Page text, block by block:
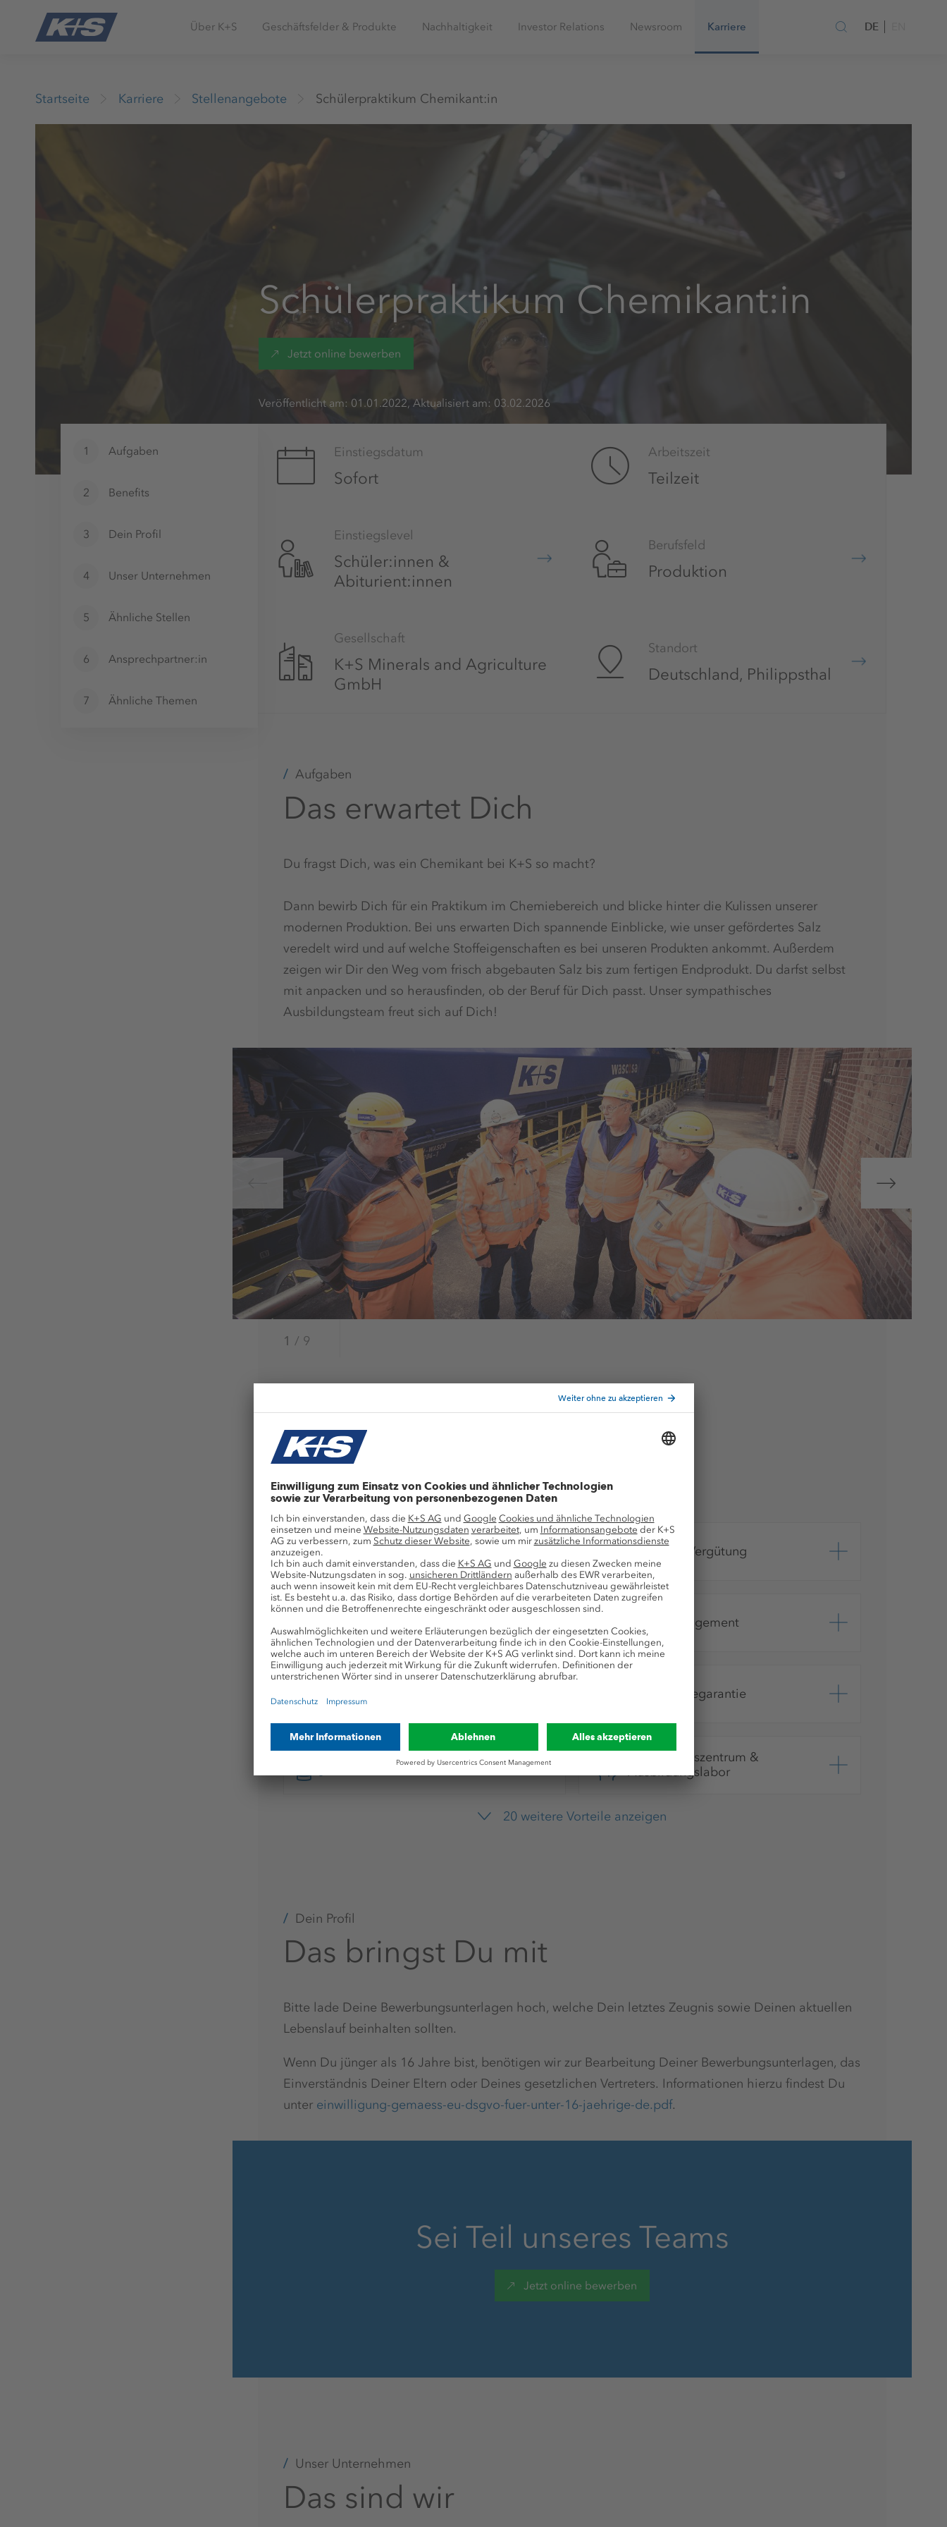
Über K+S Geschäftsfelder & Produkte Nachhaltigkeit Investor Relations Newsroom Karriere DE
Startseite Karriere Stellenangebote Schülerpraktikum Chemikant:in
Schülerpraktikum Chemikant:in
Jetzt online bewerben
Veröffentlicht am: 01.01.2022, Aktualisiert am: 03.02.2026
1 Aufgaben
2 Benefits
3 Dein Profil
4 Unser Unternehmen
5 Ähnliche Stellen
6 Ansprechpartner:in
7 Ähnliche Themen
Einstiegsdatum
Sofort
Arbeitszeit
Teilzeit
Einstiegslevel
Schüler:innen &
Abiturient:innen
Berufsfeld
Produktion
Gesellschaft
K+S Minerals and Agriculture
GmbH
Standort
Deutschland, Philippsthal
Aufgaben
Das erwartet Dich
Du fragst Dich, was ein Chemikant bei K+S so macht?
Dann bewirb Dich für ein Praktikum im Chemiebereich und blicke hinter die Kulissen unserer
modernen Produktion. Bei uns erwarten Dich spannende Einblicke, wie unser gefördertes Salz
veredelt wird und auf welche Stoffeigenschaften es bei unseren Produkten ankommt. Außerdem
zeigen wir Dir den Weg vom frisch abgebauten Salz bis zum fertigen Endprodukt. Du darfst selbst
mit anpacken und so herausfinden, ob der Beruf für Dich passt. Unser sympathisches
Ausbildungsteam freut sich auf Dich!
1 / 9
Benefits
Das bieten wir dir
Corporate Benefits Attraktive Vergütung
Wohlbefinden &
Leistungsfähigkeit
Ideenmanagement
Übernahmegarantie
Fahrtkostenerstattung
Ausbildungszentrum &
Ausbildungslabor
20 weitere Vorteile anzeigen
Dein Profil
Das bringst Du mit
Bitte lade Deine Bewerbungsunterlagen hoch, welche Dein letztes Zeugnis sowie Deinen aktuellen
Lebenslauf beinhalten sollten.
Wenn Du jünger als 16 Jahre bist, benötigen wir zur Bearbeitung Deiner Bewerbungsunterlagen, das
Einverständnis Deiner Eltern oder Deines gesetzlichen Vertreters. Informationen hierzu findest Du
unter einwilligung-gemaess-eu-dsgvo-fuer-unter-16-jaehrige-de.pdf.
Sei Teil unseres Teams
Jetzt online bewerben
Unser Unternehmen
Das sind wir